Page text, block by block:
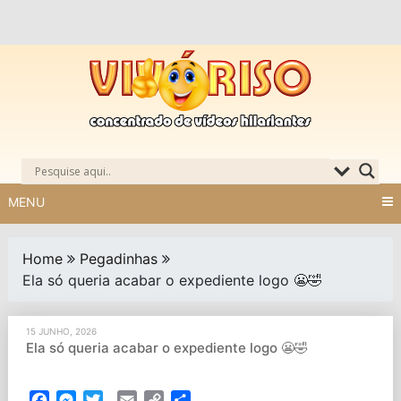
MENU
Home
Pegadinhas
Ela só queria acabar o expediente logo 😬🤣
15 JUNHO, 2026
Ela só queria acabar o expediente logo 😬🤣